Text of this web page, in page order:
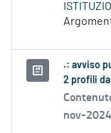
.: avviso
2 profili
nov-